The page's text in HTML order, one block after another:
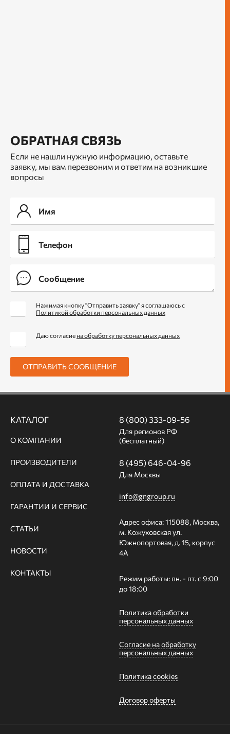
ОБРАТНАЯ СВЯЗЬ
Если не нашли нужную информацию, оставьте
заявку, мы вам перезвоним и ответим на возникшие
вопросы
Нажимая кнопку "Отправить заявку" я соглашаюсь с
Политикой обработки персональных данных
Даю согласие на обработку персональных данных
ОТПРАВИТЬ СООБЩЕНИЕ
КАТАЛОГ
О КОМПАНИИ
ПРОИЗВОДИТЕЛИ
ОПЛАТА И ДОСТАВКА
ГАРАНТИИ И СЕРВИС
СТАТЬИ
НОВОСТИ
КОНТАКТЫ
8 (800) 333-09-56
Для регионов РФ
(бесплатный)
8 (495) 646-04-96
Для Москвы
info@gngroup.ru
Адрес офиса: 115088, Москва,
м. Кожуховская ул.
Южнопортовая, д. 15, корпус
4А
Режим работы: пн. - пт. с 9:00
до 18:00
Политика обработки
персональных данных
Согласие на обработку
персональных данных
Политика cookies
Договор оферты